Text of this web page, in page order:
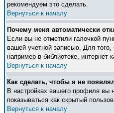
рекомендуем это сделать.
Вернуться к началу
Почему меня автоматически
Если вы не отметили галочкой
вашей учетной записью. Для
например в библиотеке, интернет-
Вернуться к началу
Как сделать, чтобы я не
В настройках вашего профиля вы
показываться как скрытый
Вернуться к началу